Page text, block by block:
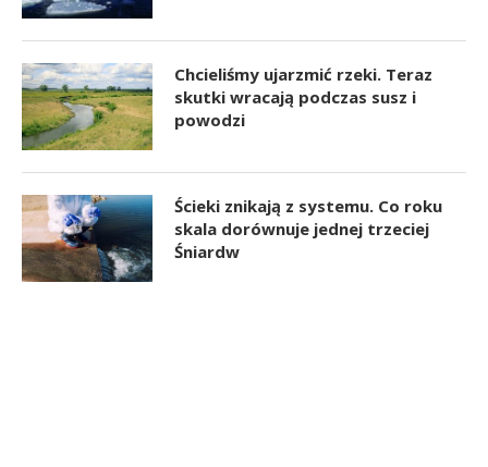
Chcieliśmy ujarzmić rzeki. Teraz
skutki wracają podczas susz i
powodzi
Ścieki znikają z systemu. Co roku
skala dorównuje jednej trzeciej
Śniardw